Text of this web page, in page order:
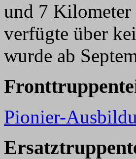
und 7 Kilometer
verfügte über
wurde ab
Pionier-